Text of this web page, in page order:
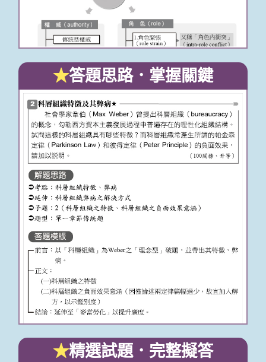
★答題思路．掌握關鍵
★精選試題．完整擬答